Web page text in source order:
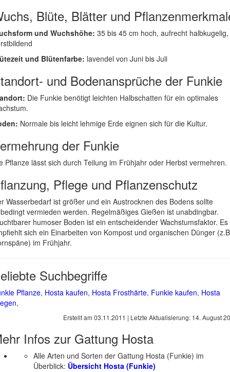
Blüte, Blätter und
und Wuchshöhe: 35 bis 45 cm hoch, aufrecht halbkugelig,
und Blütenfarbe: lavendel von Juni bis Juli
und Bodenansprüche der Funkie
Die Funkie benötigt leichten Halbschatten für ein optimales
Normale bis leicht lehmige Erde eignen sich für die Kultur.
der Funkie
Pflanze lässt sich durch Teilung im Frühjahr oder Herbst vermehren.
Pflege und Pflanzenschutz
Wasserbedarf ist größer und ein Austrocknen des Bodens sollte
vermieden werden. Regelmäßiges Gießen ist unabdingbar.
humoser Boden ist ein entscheidender Wachstumsfaktor. Es
sich ein Einarbeiten von Kompost und organischen Dünger
im Frühjahr.
Suchbegriffe
Pflanze, Hosta kaufen, Hosta Frosthärte, Funkie kaufen, Hosta
,
Erstellt am 03.11.2011 | Letzte Aktualisierung: 14. August
Infos zur Gattung Hosta
Alle Arten und Sorten der Gattung Hosta (Funkie) im
Überblick: Übersicht Hosta (Funkie)